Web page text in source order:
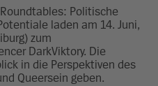
Politische
laden am 14. Juni,
zum
DarkViktory. Die
in die Perspektiven des
Queersein geben.